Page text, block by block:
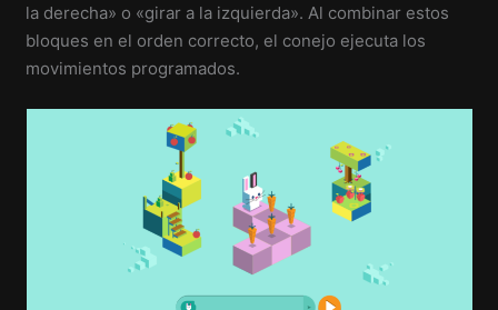
la derecha» o «girar a la izquierda». Al combinar estos
bloques en el orden correcto, el conejo ejecuta los
movimientos programados.